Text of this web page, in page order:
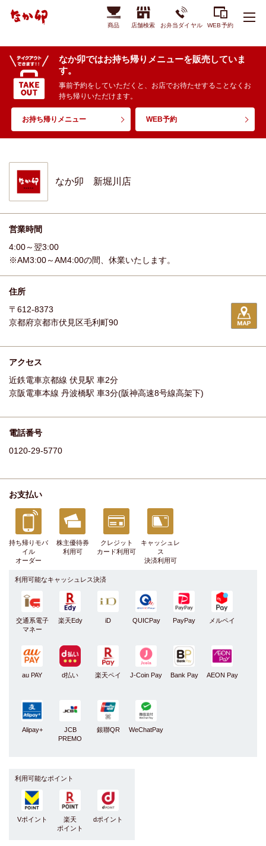
商品 店舗検索 お弁当ダイヤル WEB予約
なか卯ではお持ち帰りメニューを販売していま
す。
事前予約をしていただくと、お店でお待たせすることなくお
持ち帰りいただけます。
お持ち帰りメニュー WEB予約
なか卯 新堀川店
営業時間
4:00～翌3:00
※AM3:00～AM4:00の間、休業いたします。
住所
〒612-8373
京都府京都市伏見区毛利町90
アクセス
近鉄電車京都線 伏見駅 車2分
京阪電車本線 丹波橋駅 車3分(阪神高速8号線高架下)
電話番号
0120-29-5770
お支払い
持ち帰りモバ
イル
オーダー
株主優待券
利用可
クレジット
カード利用可
キャッシュレ
ス
決済利用可
利用可能なキャッシュレス決済
交通系電子
マネー
楽天Edy iD QUICPay PayPay メルペイ
au PAY d払い 楽天ペイ J-Coin Pay Bank Pay AEON Pay
Alipay+
JCB
PREMO
銀聯QR WeChatPay
利用可能なポイント
Vポイント
楽天
ポイント
dポイント